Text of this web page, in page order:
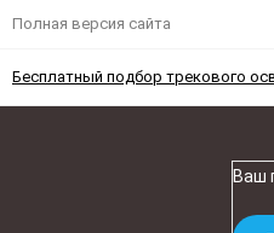
Полная версия сайта
Бесплатный подбор трекового
Ваш